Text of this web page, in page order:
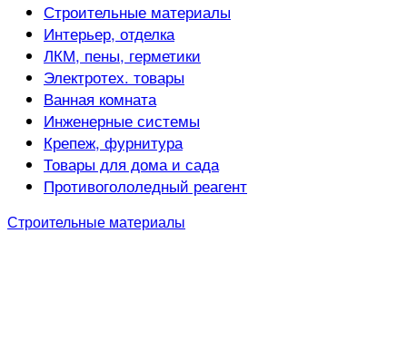
Строительные материалы
Интерьер, отделка
ЛКМ, пены, герметики
Электротех. товары
Ванная комната
Инженерные системы
Крепеж, фурнитура
Товары для дома и сада
Противогололедный реагент
Строительные материалы